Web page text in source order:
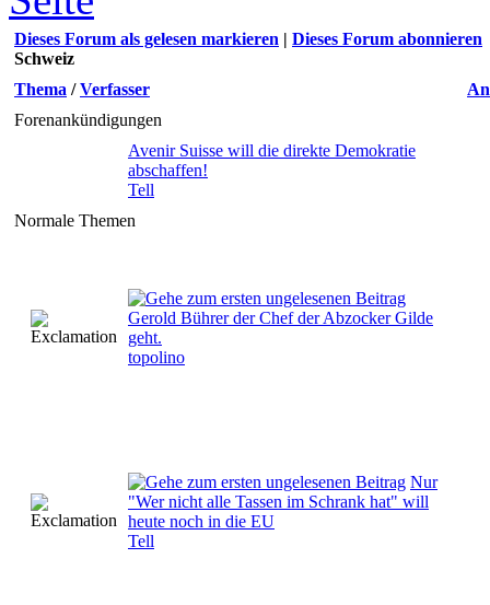
Dieses Forum als gelesen markieren | Dieses Forum abonnieren
Schweiz
Thema /Verfasser
Forenankündigungen
Avenir Suisse will die direkte Demokratie
abschaffen!
Tell
Normale Themen
Gerold Bührer der Chef der Abzocker Gilde
geht.
topolino
Nur
"Wer nicht alle Tassen im Schrank hat" will
heute noch in die EU
Tell